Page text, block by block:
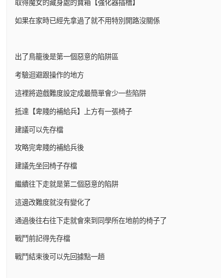
取得魔女的藏身處的寶箱【強化器插槽】
如果在家時已經先拿過了就不用特別開路沒關係
出了鳥籠後是第一個惡意的陷阱區
考驗迴避跟操作的地方
這裡將遊戲難度設定成最簡單會少一些陷阱
抵達【卑賤的補給兵】上方有一張椅子
建議可以先存檔
攻略完卑賤的補給兵後
建議先坐回椅子存檔
繼續往下走就是第二個惡意的陷阱
這邊改難度就沒有變化了
通過後往右往下走就會來到同學所在地前的椅子了
戰鬥前記得先存檔
戰鬥結束後可以先回據點一趟